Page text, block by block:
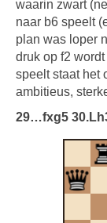
waarin zwart
naar b6 speelt
plan was loper
druk op f2
speelt staat het
ambitieus,
29…fxg5